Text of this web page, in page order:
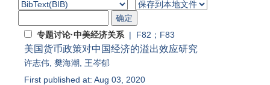
专题讨论·中美经济关系 | F82；F83
美国货币政策对中国经济的溢出效应研究
许志伟 樊海潮
王岑郁
First published at: Aug 03, 2020